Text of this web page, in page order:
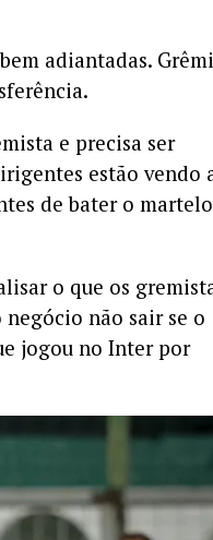
adiantadas.
e precisa ser
estão vendo
de bater o martelo
o que os
não sair se o
jogou no Inter por